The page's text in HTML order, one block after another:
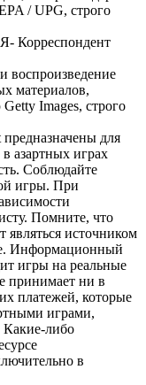
/ UPG, строго
Корреспондент
воспроизведение
материалов,
Images, строго
для
азартных играх
Соблюдайте
игры. При
Помните, что
являться источником
Информационный
игры на реальные
принимает ни в
платежей, которые
играми,
Какие-либо
в